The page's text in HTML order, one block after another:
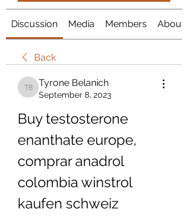
Discussion Media Members About
Back
Tyrone Belanich
Tyrone Belanich
September 8, 2023
Buy testosterone
enanthate europe,
comprar anadrol
colombia winstrol
kaufen schweiz